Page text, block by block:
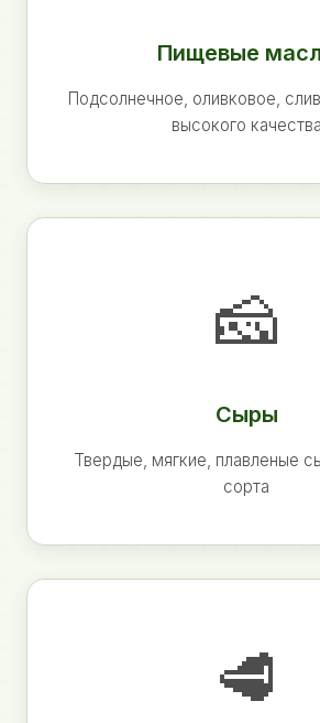
Пищевые
Подсолнечное, оливковое,
высокого качества
🧀
Сыры
Твердые, мягкие, плавленые
сорта
🥩